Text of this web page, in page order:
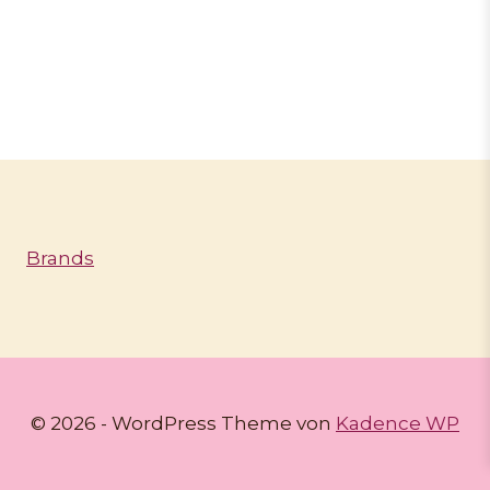
Brands
© 2026 - WordPress Theme von Kadence WP